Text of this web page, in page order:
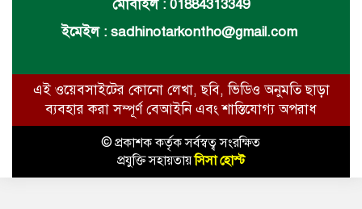
মোবাইল : 01884313349
ইমেইল : sadhinotarkontho@gmail.com
এই ওয়েবসাইটের কোনো লেখা, ছবি, ভিডিও অনুমতি ছাড়া
ব্যবহার করা সম্পূর্ণ বেআইনি এবং শাস্তিযোগ্য অপরাধ
© প্রকাশক কর্তৃক সর্বস্বত্ব সংরক্ষিত
প্রযুক্তি সহায়তায়সিসা হোস্ট